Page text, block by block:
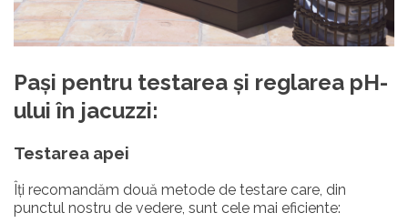
Pași pentru testarea și reglarea pH-
ului în jacuzzi:
Testarea apei
Îți recomandăm două metode de testare care, din
punctul nostru de vedere, sunt cele mai eficiente: